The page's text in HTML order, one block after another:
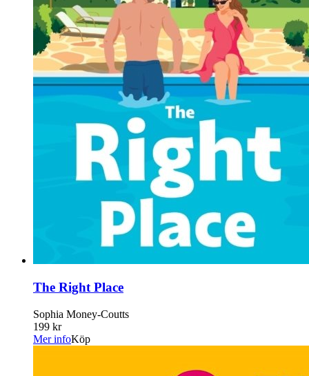
The Right Place
Sophia Money-Coutts
199 kr
Mer infoKöp